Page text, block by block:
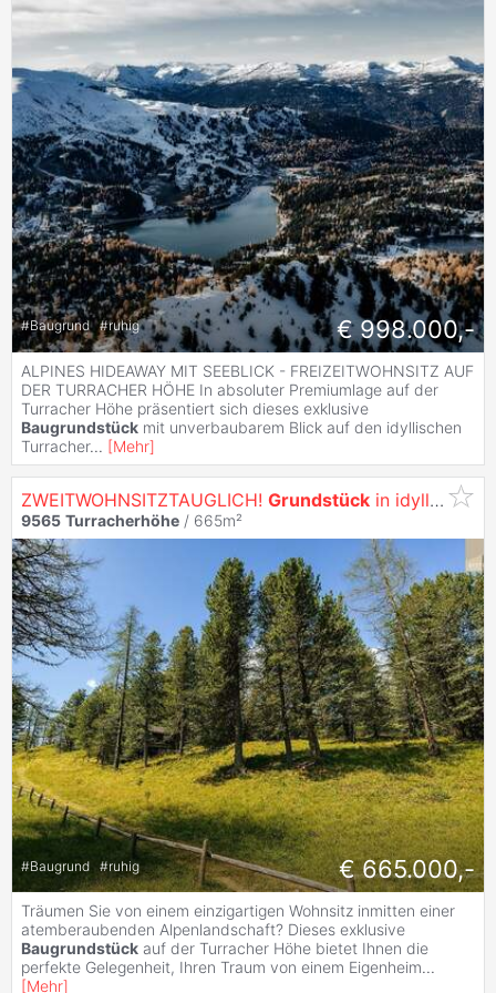
#Baugrund #ruhig € 998.000,-
ALPINES HIDEAWAY MIT SEEBLICK - FREIZEITWOHNSITZ AUF
DER TURRACHER HÖHE In absoluter Premiumlage auf der
Turracher Höhe präsentiert sich dieses exklusive
Baugrundstück mit unverbaubarem Blick auf den idyllischen
Turracher... [Mehr]
ZWEITWOHNSITZTAUGLICH! Grundstück in idyllischer Lage auf der Turracher Höhe
9565 Turracherhöhe / 665m²
#Baugrund #ruhig € 665.000,-
Träumen Sie von einem einzigartigen Wohnsitz inmitten einer
atemberaubenden Alpenlandschaft? Dieses exklusive
Baugrundstück auf der Turracher Höhe bietet Ihnen die
perfekte Gelegenheit, Ihren Traum von einem Eigenheim...
[Mehr]